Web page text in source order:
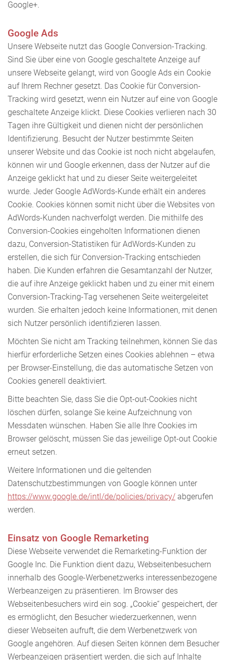
Google+.
Google Ads
Unsere Webseite nutzt das Google Conversion-Tracking.
Sind Sie über eine von Google geschaltete Anzeige auf
unsere Webseite gelangt, wird von Google Ads ein Cookie
auf Ihrem Rechner gesetzt. Das Cookie für Conversion-
Tracking wird gesetzt, wenn ein Nutzer auf eine von Google
geschaltete Anzeige klickt. Diese Cookies verlieren nach 30
Tagen ihre Gültigkeit und dienen nicht der persönlichen
Identifizierung. Besucht der Nutzer bestimmte Seiten
unserer Website und das Cookie ist noch nicht abgelaufen,
können wir und Google erkennen, dass der Nutzer auf die
Anzeige geklickt hat und zu dieser Seite weitergeleitet
wurde. Jeder Google AdWords-Kunde erhält ein anderes
Cookie. Cookies können somit nicht über die Websites von
AdWords-Kunden nachverfolgt werden. Die mithilfe des
Conversion-Cookies eingeholten Informationen dienen
dazu, Conversion-Statistiken für AdWords-Kunden zu
erstellen, die sich für Conversion-Tracking entschieden
haben. Die Kunden erfahren die Gesamtanzahl der Nutzer,
die auf ihre Anzeige geklickt haben und zu einer mit einem
Conversion-Tracking-Tag versehenen Seite weitergeleitet
wurden. Sie erhalten jedoch keine Informationen, mit denen
sich Nutzer persönlich identifizieren lassen.
Möchten Sie nicht am Tracking teilnehmen, können Sie das
hierfür erforderliche Setzen eines Cookies ablehnen – etwa
per Browser-Einstellung, die das automatische Setzen von
Cookies generell deaktiviert.
Bitte beachten Sie, dass Sie die Opt-out-Cookies nicht
löschen dürfen, solange Sie keine Aufzeichnung von
Messdaten wünschen. Haben Sie alle Ihre Cookies im
Browser gelöscht, müssen Sie das jeweilige Opt-out Cookie
erneut setzen.
Weitere Informationen und die geltenden
Datenschutzbestimmungen von Google können unter
https://www.google.de/intl/de/policies/privacy/ abgerufen
werden.
Einsatz von Google Remarketing
Diese Webseite verwendet die Remarketing-Funktion der
Google Inc. Die Funktion dient dazu, Webseitenbesuchern
innerhalb des Google-Werbenetzwerks interessenbezogene
Werbeanzeigen zu präsentieren. Im Browser des
Webseitenbesuchers wird ein sog. „Cookie“ gespeichert, der
es ermöglicht, den Besucher wiederzuerkennen, wenn
dieser Webseiten aufruft, die dem Werbenetzwerk von
Google angehören. Auf diesen Seiten können dem Besucher
Werbeanzeigen präsentiert werden, die sich auf Inhalte